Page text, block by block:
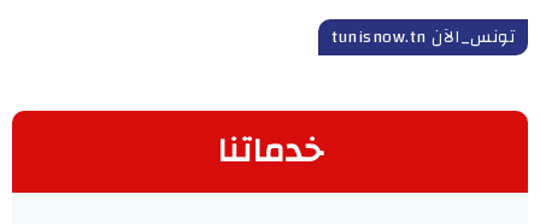
تونس_الآن tunisnow.tn
خدماتنا